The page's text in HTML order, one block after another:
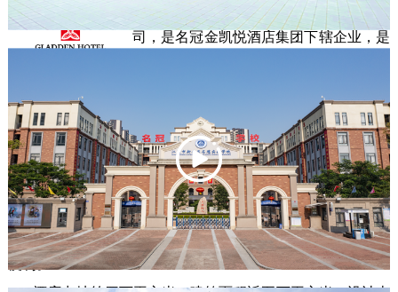
东莞市石龙名冠金凯悦大酒店有限公
司，是名冠金凯悦酒店集团下辖企业，是
东江河畔，沿岸风景秀丽。酒店北靠广州、南临深圳、毗邻
香港，邻近莞深高速公路和广惠高速公路，距离东莞火车站
仅3分钟车程，20分钟车程可达东莞市中心区域，乘坐广深线
和谐号直通车22分钟可直达广州东站，40分钟可达深圳罗
湖，距东莞市轻轨R2线石龙新火车站仅3公里，来往交通极为
便利。